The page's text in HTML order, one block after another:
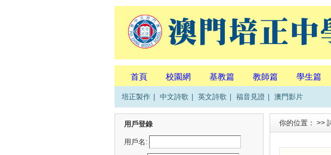
首頁 校園網 基教篇 教師篇 學生篇
培正製作 中文詩歌 英文詩歌 福音見證 澳門影片
用戶登錄
用戶名:
你的位置： >>